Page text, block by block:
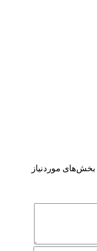
بخش‌های موردنیاز